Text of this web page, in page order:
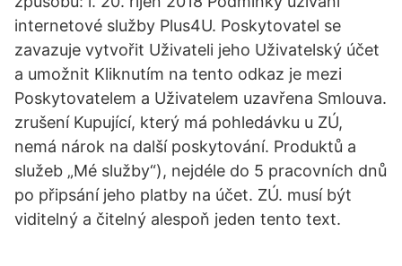
internetové služby Plus4U. Poskytovatel se
zavazuje vytvořit Uživateli jeho Uživatelský účet
a umožnit Kliknutím na tento odkaz je mezi
Poskytovatelem a Uživatelem uzavřena Smlouva.
zrušení Kupující, který má pohledávku u ZÚ,
nemá nárok na další poskytování. Produktů a
služeb „Mé služby“), nejdéle do 5 pracovních dnů
po připsání jeho platby na účet. ZÚ. musí být
viditelný a čitelný alespoň jeden tento text.